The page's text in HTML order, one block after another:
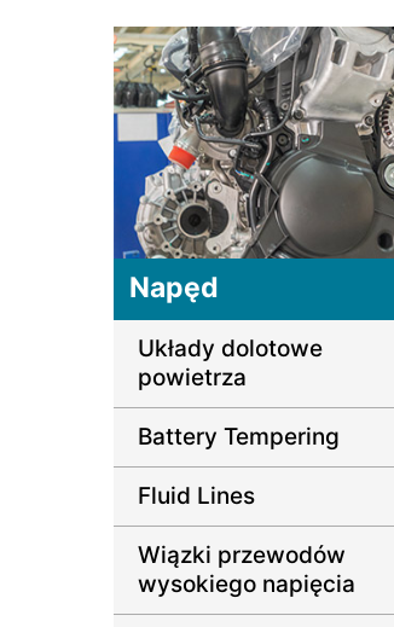
Napęd
Układy dolotowe
powietrza
Battery Tempering
Fluid Lines
Wiązki przewodów
wysokiego napięcia